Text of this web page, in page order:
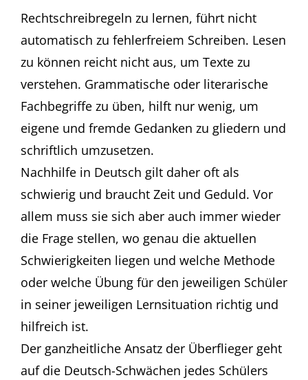
Rechtschreibregeln zu lernen, führt nicht
automatisch zu fehlerfreiem Schreiben. Lesen
zu können reicht nicht aus, um Texte zu
verstehen. Grammatische oder literarische
Fachbegriffe zu üben, hilft nur wenig, um
eigene und fremde Gedanken zu gliedern und
schriftlich umzusetzen.
Nachhilfe in Deutsch gilt daher oft als
schwierig und braucht Zeit und Geduld. Vor
allem muss sie sich aber auch immer wieder
die Frage stellen, wo genau die aktuellen
Schwierigkeiten liegen und welche Methode
oder welche Übung für den jeweiligen Schüler
in seiner jeweiligen Lernsituation richtig und
hilfreich ist.
Der ganzheitliche Ansatz der Überflieger geht
auf die Deutsch-Schwächen jedes Schülers